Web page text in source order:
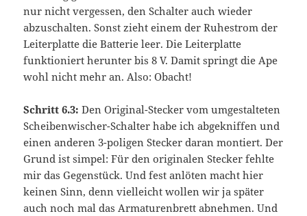
nur nicht vergessen, den Schalter auch wieder
abzuschalten. Sonst zieht einem der Ruhestrom der
Leiterplatte die Batterie leer. Die Leiterplatte
funktioniert herunter bis 8 V. Damit springt die Ape
wohl nicht mehr an. Also: Obacht!
Schritt 6.3: Den Original-Stecker vom umgestalteten
Scheibenwischer-Schalter habe ich abgekniffen und
einen anderen 3-poligen Stecker daran montiert. Der
Grund ist simpel: Für den originalen Stecker fehlte
mir das Gegenstück. Und fest anlöten macht hier
keinen Sinn, denn vielleicht wollen wir ja später
auch noch mal das Armaturenbrett abnehmen. Und